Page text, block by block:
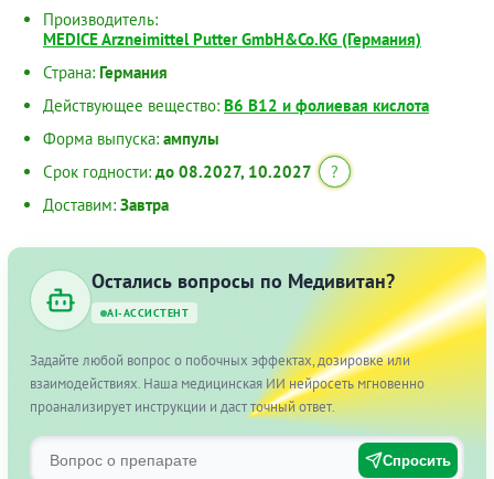
Производитель:
MEDICE Arzneimittel Putter GmbH&Co.KG (Германия)
Страна: Германия
Действующее вещество: В6 В12 и фолиевая кислота
Форма выпуска: ампулы
Срок годности: до 08.2027, 10.2027
?
Доставим: Завтра
Остались вопросы по Медивитан?
AI-АССИСТЕНТ
Задайте любой вопрос о побочных эффектах, дозировке или
взаимодействиях. Наша медицинская ИИ нейросеть мгновенно
проанализирует инструкции и даст точный ответ.
Спросить